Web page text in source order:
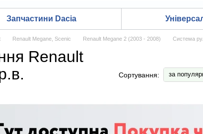
Запчастини Dacia
Renault Megane, Scenic Renault Megane 2 (2003 - 2008) Система
Renault
Сортування: за